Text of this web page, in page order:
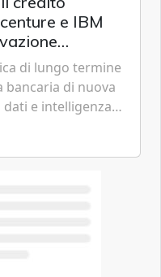
e IBM
di lungo termine
di nuova
e intelligenza